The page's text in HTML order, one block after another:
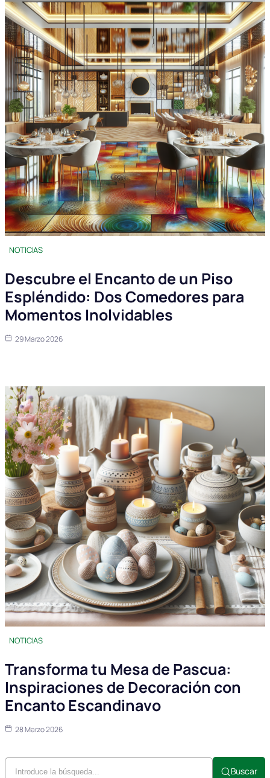
NOTICIAS
Descubre el Encanto de un Piso
Espléndido: Dos Comedores para
Momentos Inolvidables
29 Marzo 2026
NOTICIAS
Transforma tu Mesa de Pascua:
Inspiraciones de Decoración con
Encanto Escandinavo
28 Marzo 2026
Buscar